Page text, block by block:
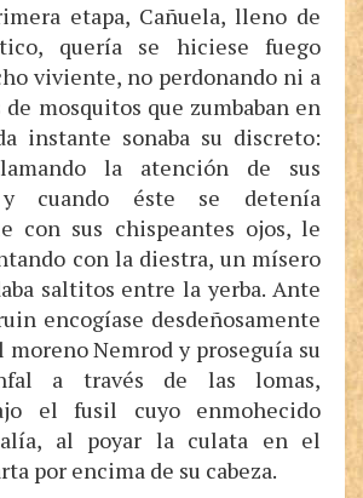
etapa, Cañuela, lleno de
quería se hiciese fuego
viviente, no perdonando ni a
mosquitos que zumbaban en
instante sonaba su discreto:
la atención de sus
y cuando éste se detenía
con sus chispeantes ojos, le
con la diestra, un mísero
saltitos entre la yerba. Ante
encogíase desdeñosamente
moreno Nemrod y proseguía su
a través de las lomas,
el fusil cuyo enmohecido
al poyar la culata en el
por encima de su cabeza.